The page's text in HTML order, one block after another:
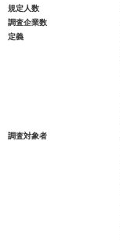
規定人数
調査企業数
定義
調査対象者